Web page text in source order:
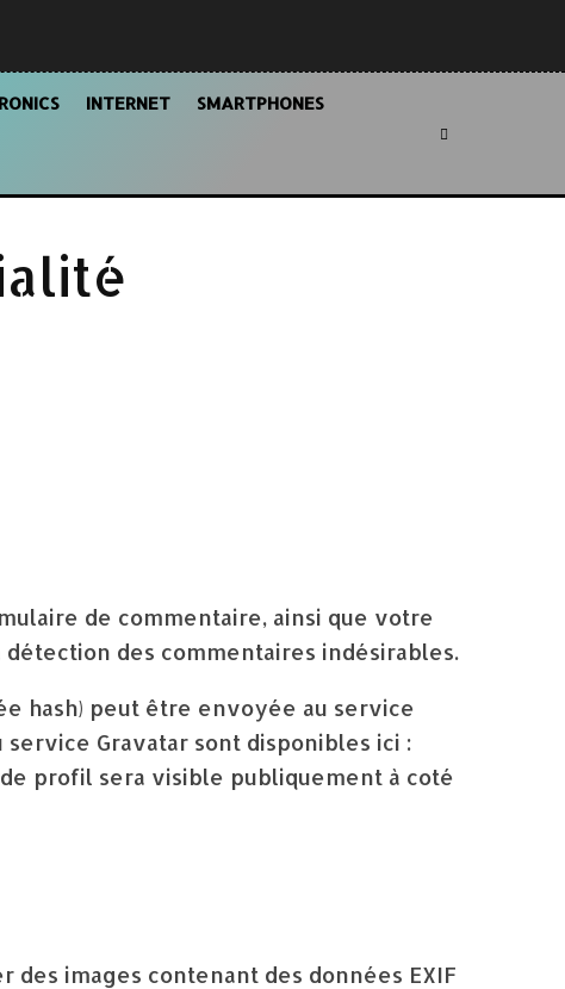
INTERNET SMARTPHONES
de commentaire, ainsi que votre
des commentaires indésirables.
hash) peut être envoyée au service
Gravatar sont disponibles ici :
profil sera visible publiquement à coté
images contenant des données EXIF